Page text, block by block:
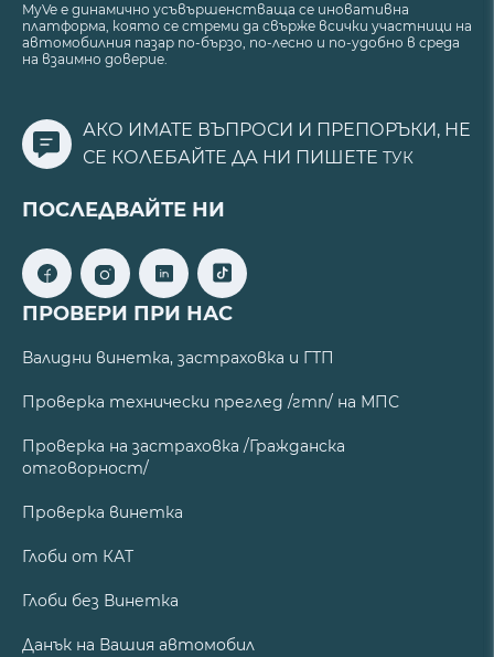
MyVe е динамично усъвършенстваща се иновативна
платформа, която се стреми да свърже всички участници на
автомобилния пазар по-бързо, по-лесно и по-удобно в среда
на взаимно доверие.
АКО ИМАТЕ ВЪПРОСИ И ПРЕПОРЪКИ, НЕ
СЕ КОЛЕБАЙТЕ ДА НИ ПИШЕТЕ ТУК
ПОСЛЕДВАЙТЕ НИ
ПРОВЕРИ ПРИ НАС
Валидни винетка, застраховка и ГТП
Проверка технически преглед /гтп/ на МПС
Проверка на застраховка /Гражданска
отговорност/
Проверка винетка
Глоби от КАТ
Глоби без Винетка
Данък на Вашия автомобил